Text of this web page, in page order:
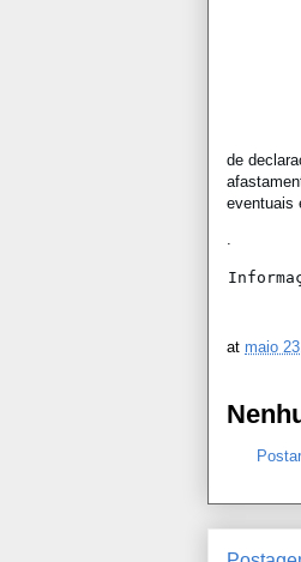
de
eventuais
at maio